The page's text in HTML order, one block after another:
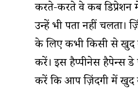
करते-करते वे कब डिप्रेशन
उन्हें भी पता नहीं चलता।
के लिए कभी किसी से खुद
करें। इस हैप्पीनेस हैपेन्स डे
करें कि आप ज़िंदगी में खुद